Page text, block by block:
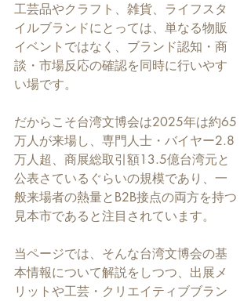
工芸品やクラフト、雑貨、ライフスタ
イルブランドにとっては、単なる物販
イベントではなく、ブランド認知・商
談・市場反応の確認を同時に行いやす
い場です。
だからこそ台湾文博会は2025年は約65
万人が来場し、専門人士・バイヤー2.8
万人超、商展総取引額13.5億台湾元と
公表さているぐらいの規模であり、一
般来場者の熱量とB2B接点の両方を持つ
見本市であると注目されています。
当ページでは、そんな台湾文博会の基
本情報について解説をしつつ、出展メ
リットや工芸・クリエイティブブラン